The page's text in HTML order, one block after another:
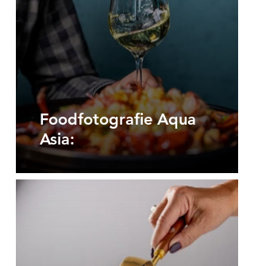
Foodfotografie Aqua
Asia: